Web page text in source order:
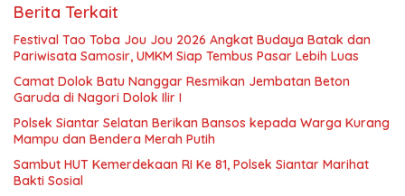
Berita Terkait
Festival Tao Toba Jou Jou 2026 Angkat Budaya Batak dan
Pariwisata Samosir, UMKM Siap Tembus Pasar Lebih Luas
Camat Dolok Batu Nanggar Resmikan Jembatan Beton
Garuda di Nagori Dolok Ilir I
Polsek Siantar Selatan Berikan Bansos kepada Warga Kurang
Mampu dan Bendera Merah Putih
Sambut HUT Kemerdekaan RI Ke 81, Polsek Siantar Marihat
Bakti Sosial